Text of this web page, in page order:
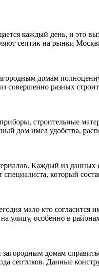
каждый день, и это
септик на рынки
домам
совершенно разных
строительные
дом имел удобства,
Каждый из данных
который
мало кто согласится
особенно в
домам
септиков. Данные